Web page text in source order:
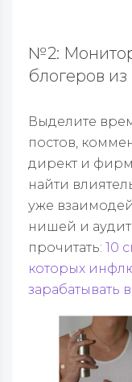
№2:
блогеров
Выделите
постов,
директ и
найти
уже
нишей и
прочитать: 10
которых
зарабатывать